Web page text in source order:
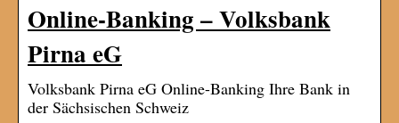
Online-Banking – Volksbank
Pirna eG
Volksbank Pirna eG Online-Banking Ihre Bank in
der Sächsischen Schweiz